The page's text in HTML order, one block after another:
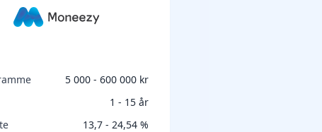
5 000 - 600 000 kr
1 - 15 år
13,7 - 24,54 %